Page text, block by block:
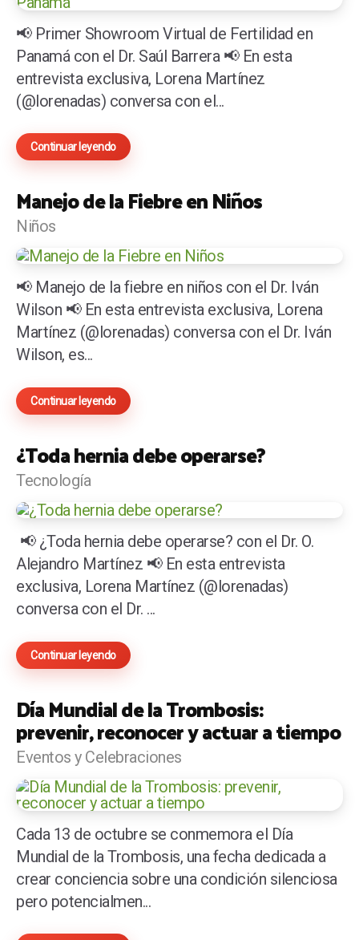
📢 Primer Showroom Virtual de Fertilidad en
Panamá con el Dr. Saúl Barrera 📢 En esta
entrevista exclusiva, Lorena Martínez
(@lorenadas) conversa con el...
Continuar leyendo
Manejo de la Fiebre en Niños
Niños
📢 Manejo de la fiebre en niños con el Dr. Iván
Wilson 📢 En esta entrevista exclusiva, Lorena
Martínez (@lorenadas) conversa con el Dr. Iván
Wilson, es...
Continuar leyendo
¿Toda hernia debe operarse?
Tecnología
📢 ¿Toda hernia debe operarse? con el Dr. O.
Alejandro Martínez 📢 En esta entrevista
exclusiva, Lorena Martínez (@lorenadas)
conversa con el Dr. ...
Continuar leyendo
Día Mundial de la Trombosis:
prevenir, reconocer y actuar a tiempo
Eventos y Celebraciones
Cada 13 de octubre se conmemora el Día
Mundial de la Trombosis, una fecha dedicada a
crear conciencia sobre una condición silenciosa
pero potencialmen...